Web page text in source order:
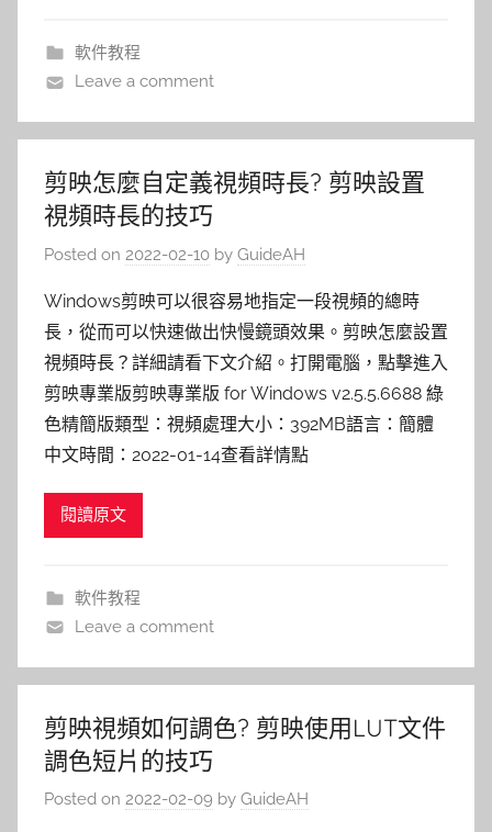
軟件教程
Leave a comment
剪映怎麼自定義視頻時長? 剪映設置
視頻時長的技巧
Posted on 2022-02-10 by GuideAH
Windows剪映可以很容易地指定一段視頻的總時
長，從而可以快速做出快慢鏡頭效果。剪映怎麼設置
視頻時長？詳細請看下文介紹。打開電腦，點擊進入
剪映專業版剪映專業版 for Windows v2.5.5.6688 綠
色精簡版類型：視頻處理大小：392MB語言：簡體
中文時間：2022-01-14查看詳情點
閱讀原文
軟件教程
Leave a comment
剪映視頻如何調色? 剪映使用LUT文件
調色短片的技巧
Posted on 2022-02-09 by GuideAH